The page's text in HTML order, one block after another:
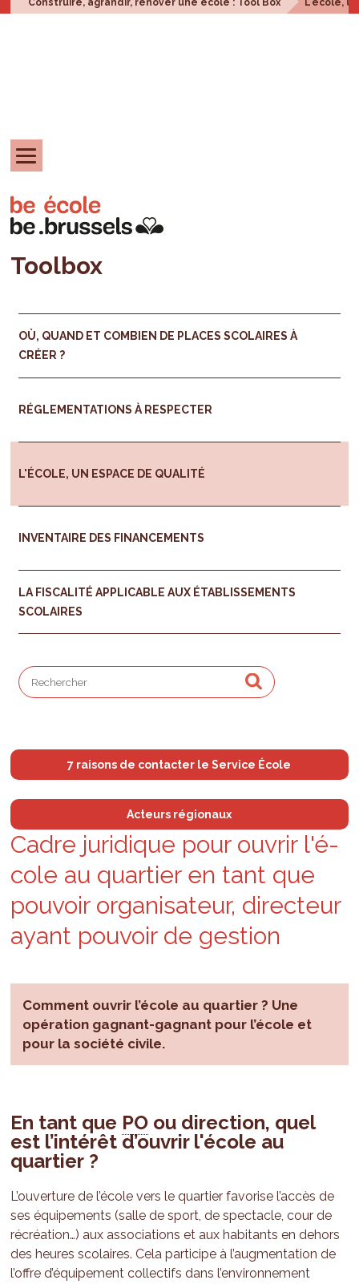
Construire, agrandir, rénover une école : Tool Box L'école,
Toolbox
OÙ, QUAND ET COMBIEN DE PLACES SCOLAIRES À
CRÉER ?
RÉGLEMENTATIONS À RESPECTER
L'ÉCOLE, UN ESPACE DE QUALITÉ
INVENTAIRE DES FINANCEMENTS
LA FISCALITÉ APPLICABLE AUX ÉTABLISSEMENTS
SCOLAIRES
7 raisons de contacter le Service École
Acteurs régionaux
Cadre juri­dique pour ouvrir l'é­
cole au quar­tier en tant que
pou­voir orga­ni­sa­teur, direc­teur
ayant pou­voir de ges­tion
Comment ouvrir l’école au quartier ? Une
opération gagnant-gagnant pour l’école et
pour la société civile.
En tant que PO ou direction, quel
est l’intérêt d’ouvrir l'école au
quartier ?
L’ouverture de l’école vers le quartier favorise l’accès de
ses équipements (salle de sport, de spectacle, cour de
récréation…) aux associations et aux habitants en dehors
des heures scolaires. Cela participe à l’augmentation de
l’offre d’équipement collectifs dans l’environnement